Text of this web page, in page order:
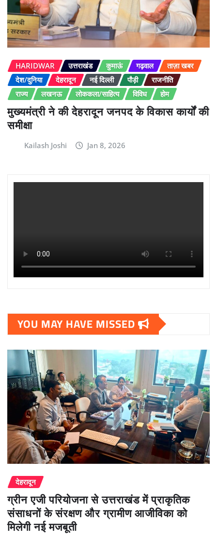
HARIDWAR उत्तराखंड कुमाऊं गढ़वाल
ताज़ा खबर
देश/दुनिया
देहरादून नई दिल्ली पौड़ी
राजनीति
राज्य
लखनऊ लोककला/साहित्य विविध होम
मुख्यमंत्री ने की देहरादून जनपद के विकास कार्यों की
समीक्षा
Kailash Joshi Jan 8, 2026
YOU MAY HAVE MISSED
देहरादून
ग्रीन एजी परियोजना से उत्तराखंड में प्राकृतिक
संसाधनों के संरक्षण और ग्रामीण आजीविका को
मिलेगी नई मजबूती